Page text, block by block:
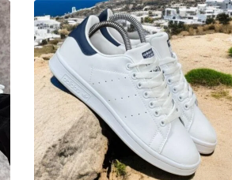
variantes.
Las
opciones
se
pueden
elegir
en
página
de
producto